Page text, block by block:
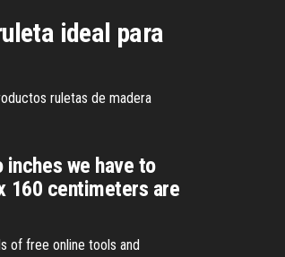
ideal para
ruletas de madera
we have to
160 centimeters are
of free online tools and